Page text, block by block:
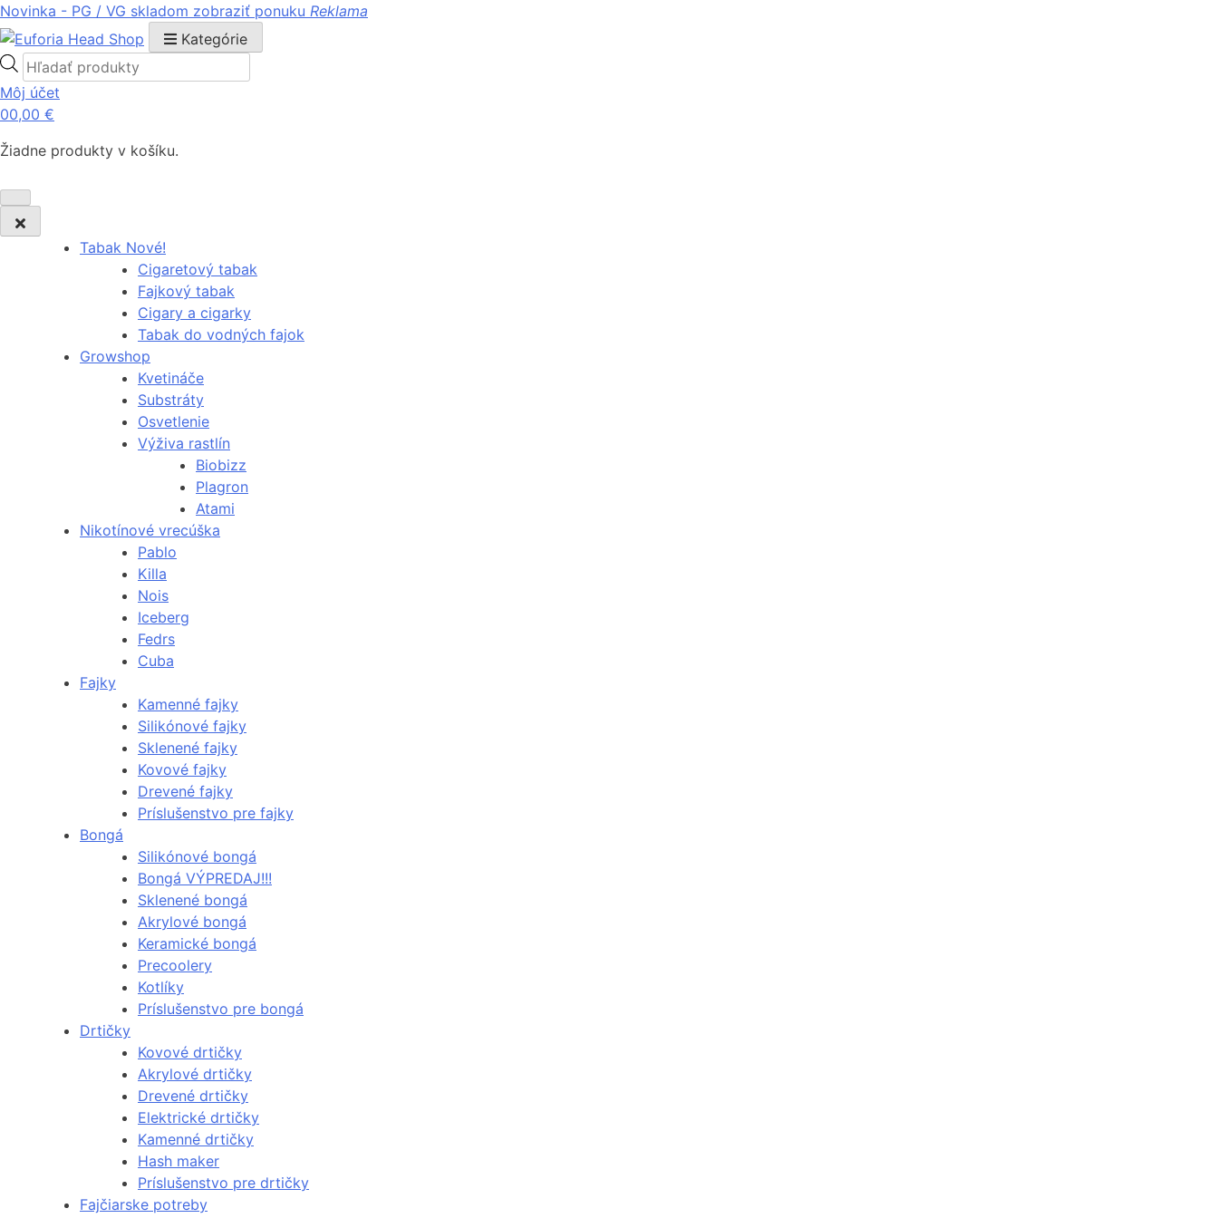
Novinka - PG / VG skladom zobraziť ponuku Reklama
Kategórie
Products
search
Môj účet
00,00 €
Žiadne produkty v košíku.
Tabak Nové!
Cigaretový tabak
Fajkový tabak
Cigary a cigarky
Tabak do vodných fajok
Growshop
Kvetináče
Substráty
Osvetlenie
Výživa rastlín
Biobizz
Plagron
Atami
Nikotínové vrecúška
Pablo
Killa
Nois
Iceberg
Fedrs
Cuba
Fajky
Kamenné fajky
Silikónové fajky
Sklenené fajky
Kovové fajky
Drevené fajky
Príslušenstvo pre fajky
Bongá
Silikónové bongá
Bongá VÝPREDAJ!!!
Sklenené bongá
Akrylové bongá
Keramické bongá
Precoolery
Kotlíky
Príslušenstvo pre bongá
Drtičky
Kovové drtičky
Akrylové drtičky
Drevené drtičky
Elektrické drtičky
Kamenné drtičky
Hash maker
Príslušenstvo pre drtičky
Fajčiarske potreby